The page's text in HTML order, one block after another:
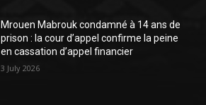
Mrouen Mabrouk condamné à 14 ans de
prison : la cour d’appel confirme la peine
en cassation d’appel financier
3 July 2026